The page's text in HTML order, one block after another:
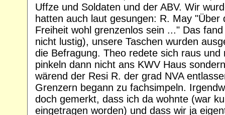
Uffze und Soldaten und der ABV. Wir
hatten auch laut gesungen: R. May "Über
Freiheit wohl grenzenlos sein ..." Das
nicht lustig), unsere Taschen wurden
die Befragung. Theo redete sich raus und
pinkeln dann nicht ans KWV Haus
wärend der Resi R. der grad NVA
Grenzern begann zu fachsimpeln.
doch gemerkt, dass ich da wohnte (war
eingetragen worden) und dass wir ja